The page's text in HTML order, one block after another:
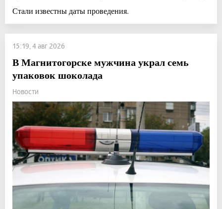
Стали известны даты проведения.
15:19, 4 авг 2026
В Магнитогорске мужчина украл семь
упаковок шоколада
Новости